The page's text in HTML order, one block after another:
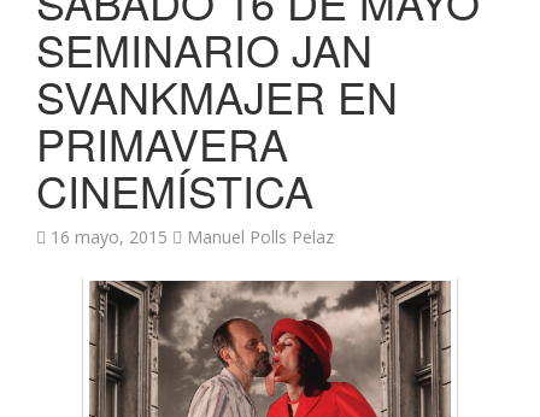
SEMINARIO JAN
SVANKMAJER EN
PRIMAVERA
CINEMÍSTICA
16 mayo, 2015 Manuel Polls Pelaz